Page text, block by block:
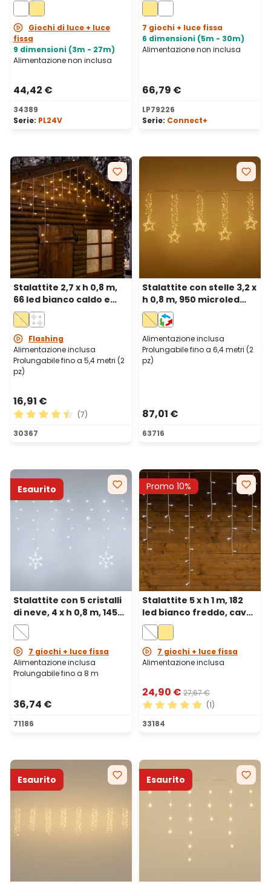
prolungabile
Giochi di luce + luce
fissa
9 dimensioni (3m - 27m)
Alimentazione non inclusa
44,42 €
34389
Serie: PL24V
prolungabile
7 giochi + luce fissa
6 dimensioni (5m - 30m)
Alimentazione non inclusa
66,79 €
LP79226
Serie: Connect+
Stalattite 2,7 x h 0,8 m,
66 led bianco caldo e
freddo, cavo
trasparente,
prolungabile
Flashing
Alimentazione inclusa
Prolungabile fino a 5,4 metri (2
pz)
16,91 €
Valutazione media di 4.43 su 5 stelle
(7)
30367
Stalattite con stelle 3,2 x
h 0,8 m, 950 microled
bianco caldo,
prolungabile
Alimentazione inclusa
Prolungabile fino a 6,4 metri (2
pz)
87,01 €
63716
Esaurito
Stalattite con 5 cristalli
di neve, 4 x h 0,8 m, 145
led bianco freddo,
prolungabile
7 giochi + luce fissa
Alimentazione inclusa
Prolungabile fino a 8 m
36,74 €
71186
Promo 10%
Stalattite 5 x h 1 m, 182
led bianco freddo, cavo
bianco
7 giochi + luce fissa
Alimentazione inclusa
24,90 € 27,67 €
Valutazione media di 5 su
(1)
33184
Esaurito Esaurito